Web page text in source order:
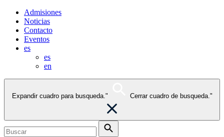
Admisiones
Noticias
Contacto
Eventos
es
es
en
Expandir cuadro para busqueda." Cerrar cuadro de busqueda."